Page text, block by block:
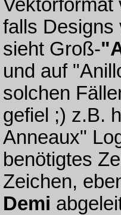
Vektorformat
falls Designs
sieht Groß-
und auf
solchen
gefiel ;) z.B.
Anneaux"
benötigtes
Zeichen,
Demi